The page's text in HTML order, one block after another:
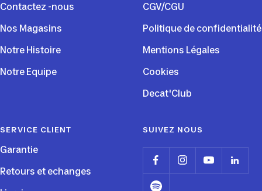
Contactez -nous
Nos Magasins
Notre Histoire
Notre Equipe
CGV/CGU
Politique de confidentialité
Mentions Légales
Cookies
Decat'Club
SERVICE CLIENT
Garantie
Retours et echanges
SUIVEZ NOUS